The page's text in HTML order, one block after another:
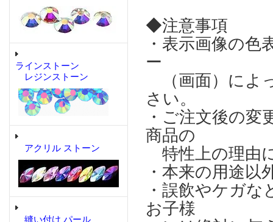
ラインストーン
レジンストーン
アクリル ストーン
縫い付け パール
◆注意事項
・表示画像の
ー
（画面）によ
さい。
・ご注文後の
商品の
特性上の理由
・本来の用途
・誤飲やケガ
お子様